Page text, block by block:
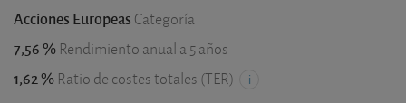
Acciones Europeas Categoría
7,56 % Rendimiento anual a 5 años
1,62 % Ratio de costes totales (TER)